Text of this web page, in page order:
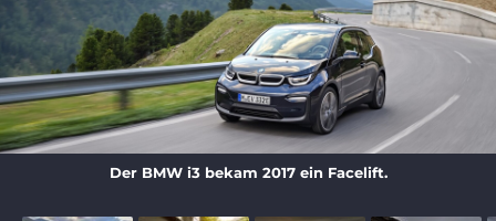
Der BMW i3 bekam 2017 ein Facelift.